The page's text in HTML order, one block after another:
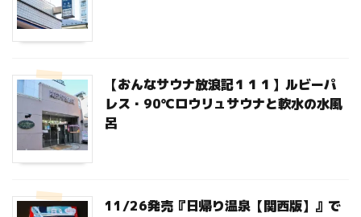
【おんなサウナ放浪記１１１】ルビーパ
レス・90℃ロウリュサウナと軟水の水風
呂
11/26発売『日帰り温泉【関西版】』で